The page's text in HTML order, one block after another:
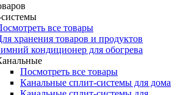
все товары
хранения товаров и продуктов
кондиционер для обогрева
Посмотреть все товары
Канальные сплит-системы для дома